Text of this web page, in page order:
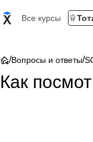
Все курсы
/Вопросы и ответы/
Как